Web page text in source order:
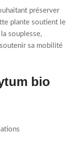
préserver
plante soutient le
souplesse,
sa mobilité
bio